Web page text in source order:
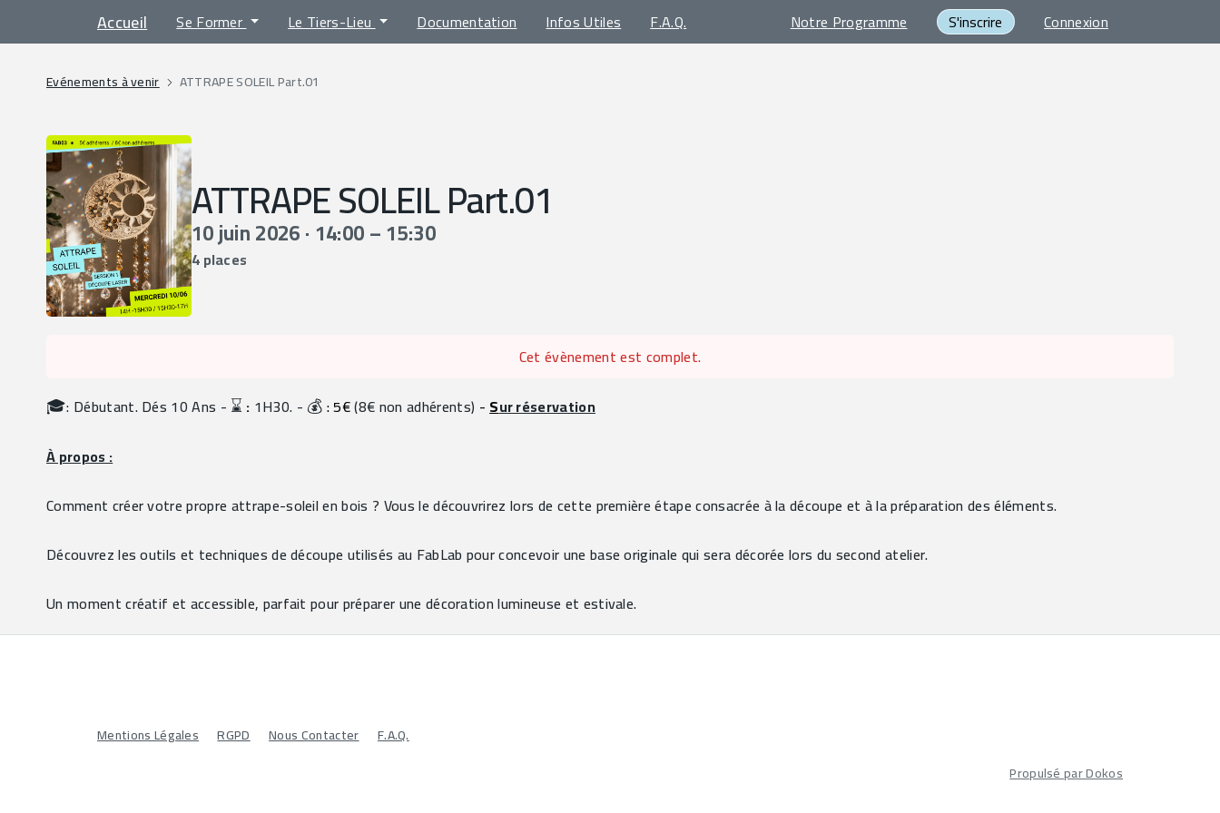
Accueil Se Former Le Tiers-Lieu Documentation Infos Utiles F.A.Q. Notre Programme S'inscrire Connexion
Evénements à venir ATTRAPE SOLEIL Part.01
ATTRAPE SOLEIL Part.01
10 juin 2026 · 14:00 – 15:30
4 places
Cet évènement est complet.
🎓: Débutant. Dés 10 Ans - ⌛️ : 1H30. - 💰 : 5€ (8€ non adhérents) - Sur réservation
À propos :
Comment créer votre propre attrape-soleil en bois ? Vous le découvrirez lors de cette première étape consacrée à la découpe et à la préparation des éléments.
Découvrez les outils et techniques de découpe utilisés au FabLab pour concevoir une base originale qui sera décorée lors du second atelier.
Un moment créatif et accessible, parfait pour préparer une décoration lumineuse et estivale.
Mentions Légales RGPD Nous Contacter
F.A.Q.
Propulsé par Dokos